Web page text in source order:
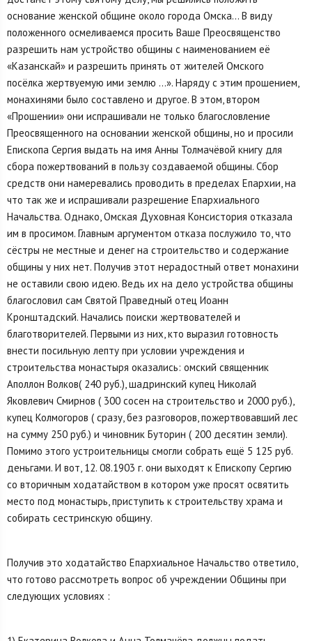
основание женской общине около города Омска… В виду
положенного осмеливаемся просить Ваше Преосвященство
разрешить нам устройство общины с наименованием её
«Казанскай» и разрешить принять от жителей Омского
посёлка жертвуемую ими землю …». Наряду с этим прошением,
монахинями было составлено и другое. В этом, втором
«Прошении» они испрашивали не только благословление
Преосвященного на основании женской общины, но и просили
Епископа Сергия выдать на имя Анны Толмачёвой книгу для
сбора пожертвований в пользу создаваемой общины. Сбор
средств они намеревались проводить в пределах Епархии, на
что так же и испрашивали разрешение Епархиального
Начальства. Однако, Омская Духовная Консистория отказала
им в просимом. Главным аргументом отказа послужило то, что
сёстры не местные и денег на строительство и содержание
общины у них нет. Получив этот нерадостный ответ монахини
не оставили свою идею. Ведь их на дело устройства общины
благословил сам Святой Праведный отец Иоанн
Кронштадский. Начались поиски жертвователей и
благотворителей. Первыми из них, кто выразил готовность
внести посильную лепту при условии учреждения и
строительства монастыря оказались: омский священник
Аполлон Волков( 240 руб.), шадринский купец Николай
Яковлевич Смир­нов ( 300 сосен на строительство и 2000 руб.),
купец Колмогоров ( сразу, без разговоров, пожертвовавший лес
на сумму 250 руб.) и чиновник Буторин ( 200 десятин земли).
Помимо этого устроительницы смогли собрать ещё 5 125 руб.
деньгами. И вот, 12. 08.1903 г. они выходят к Епископу Сергию
со вторичным ходатайством в котором уже просят освятить
место под монастырь, приступить к строительству храма и
собирать сестринскую общину.
Получив это ходатайство Епархиальное Начальство ответило,
что готово рассмотреть вопрос об учреждении Общины при
следующих условиях :